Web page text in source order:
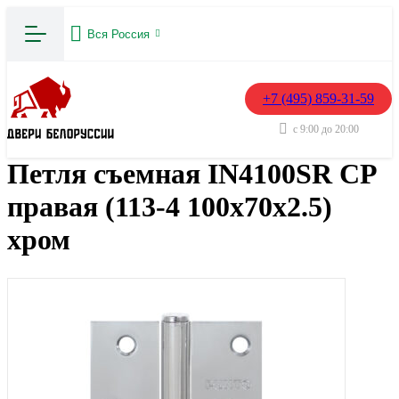
Вся Россия
+7 (495) 859-31-59
с 9:00 до 20:00
Петля съемная IN4100SR CP
правая (113-4 100х70х2.5)
хром